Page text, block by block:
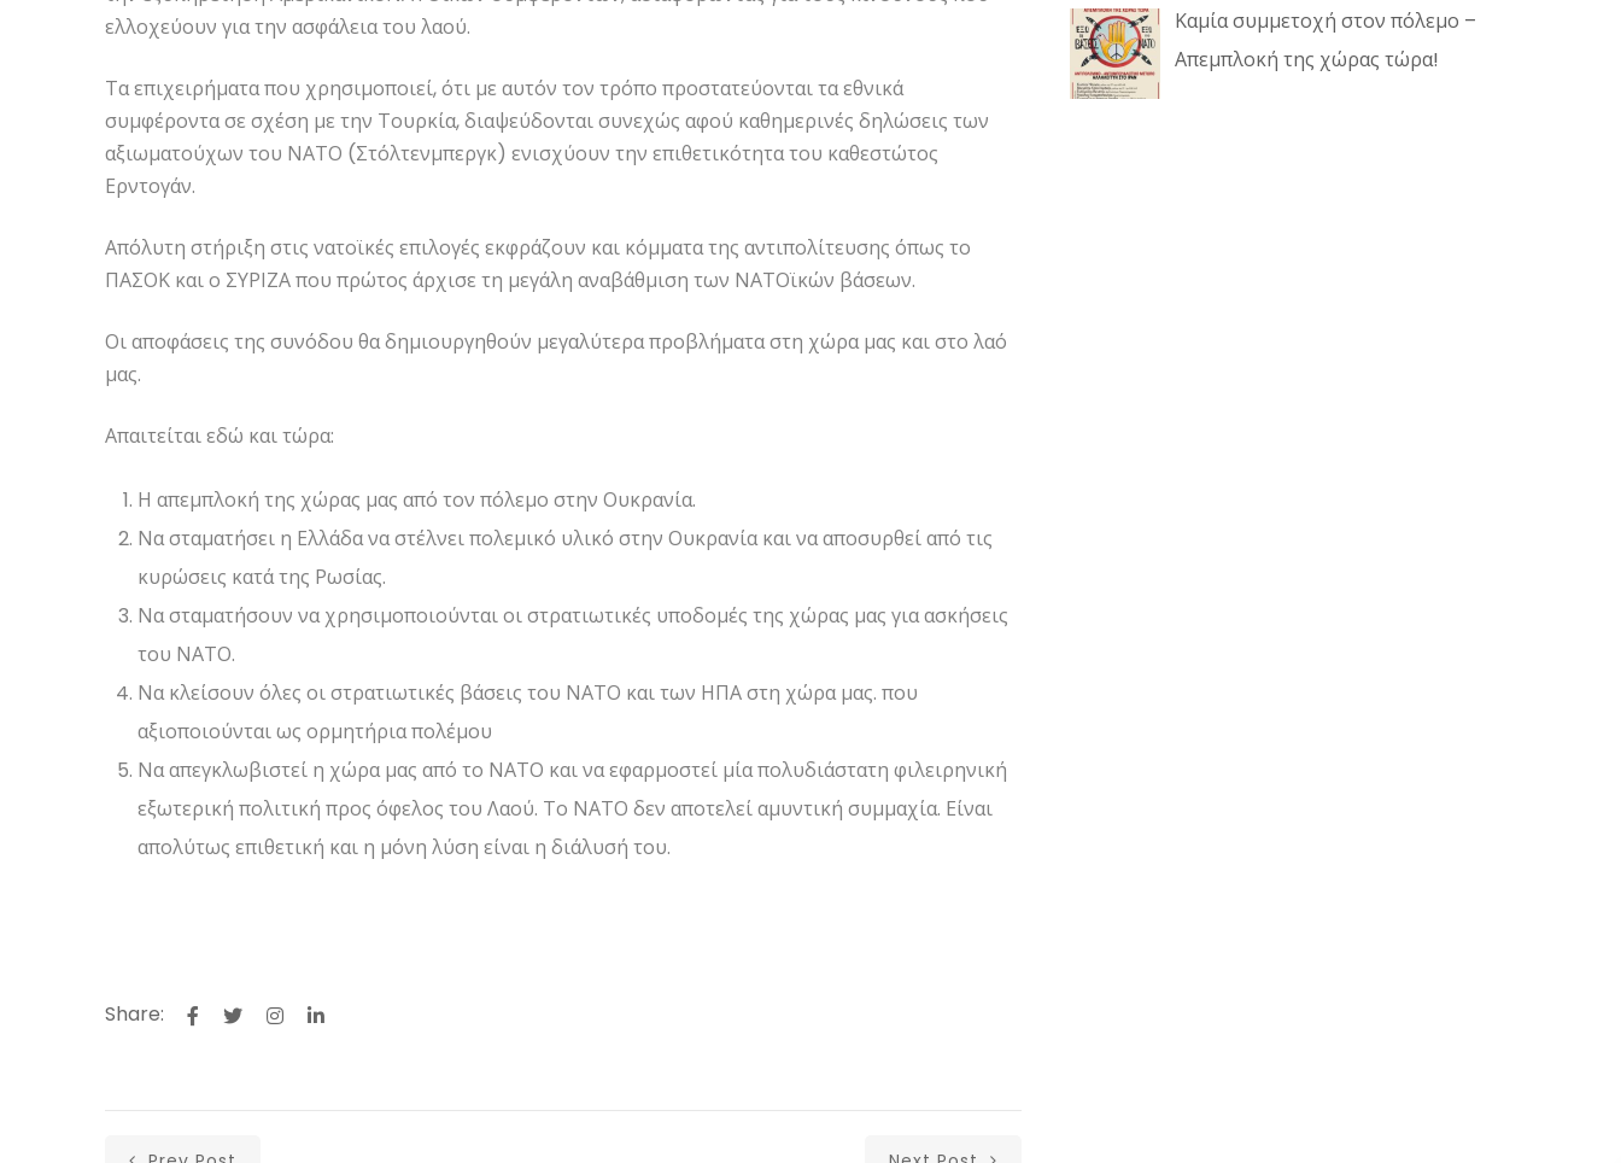
ελλοχεύουν για την ασφάλεια του λαού.
Τα επιχειρήματα που χρησιμοποιεί, ότι με αυτόν τον τρόπο προστατεύονται τα εθνικά
συμφέροντα σε σχέση με την Τουρκία, διαψεύδονται συνεχώς αφού καθημερινές δηλώσεις των
αξιωματούχων του ΝΑΤΟ (Στόλτενμπεργκ) ενισχύουν την επιθετικότητα του καθεστώτος
Ερντογάν.
Απόλυτη στήριξη στις νατοϊκές επιλογές εκφράζουν και κόμματα της αντιπολίτευσης όπως το
ΠΑΣΟΚ και ο ΣΥΡΙΖΑ που πρώτος άρχισε τη μεγάλη αναβάθμιση των ΝΑΤΟϊκών βάσεων.
Οι αποφάσεις της συνόδου θα δημιουργηθούν μεγαλύτερα προβλήματα στη χώρα μας και στο λαό
μας.
Απαιτείται εδώ και τώρα:
Η απεμπλοκή της χώρας μας από τον πόλεμο στην Ουκρανία.
Να σταματήσει η Ελλάδα να στέλνει πολεμικό υλικό στην Ουκρανία και να αποσυρθεί από τις
κυρώσεις κατά της Ρωσίας.
Να σταματήσουν να χρησιμοποιούνται οι στρατιωτικές υποδομές της χώρας μας για ασκήσεις
του ΝΑΤΟ.
Να κλείσουν όλες οι στρατιωτικές βάσεις του ΝΑΤΟ και των ΗΠΑ στη χώρα μας. που
αξιοποιούνται ως ορμητήρια πολέμου
Να απεγκλωβιστεί η χώρα μας από το ΝΑΤΟ και να εφαρμοστεί μία πολυδιάστατη φιλειρηνική
εξωτερική πολιτική προς όφελος του Λαού. Το ΝΑΤΟ δεν αποτελεί αμυντική συμμαχία. Είναι
απολύτως επιθετική και η μόνη λύση είναι η διάλυσή του.
Share:
Καμία συμμετοχή στον πόλεμο –
Απεμπλοκή της χώρας τώρα!